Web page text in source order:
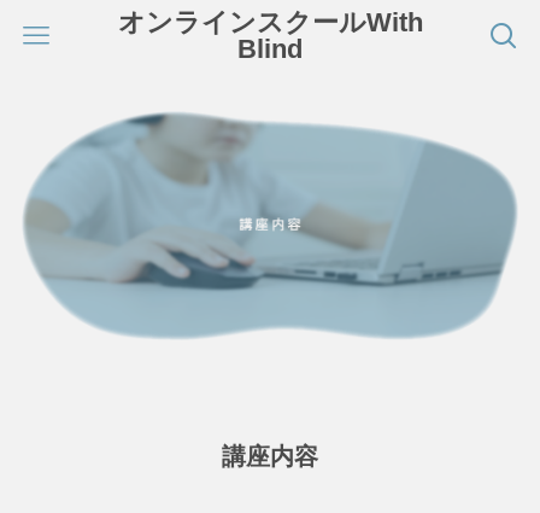
オンラインスクールWith
Blind
講座内容